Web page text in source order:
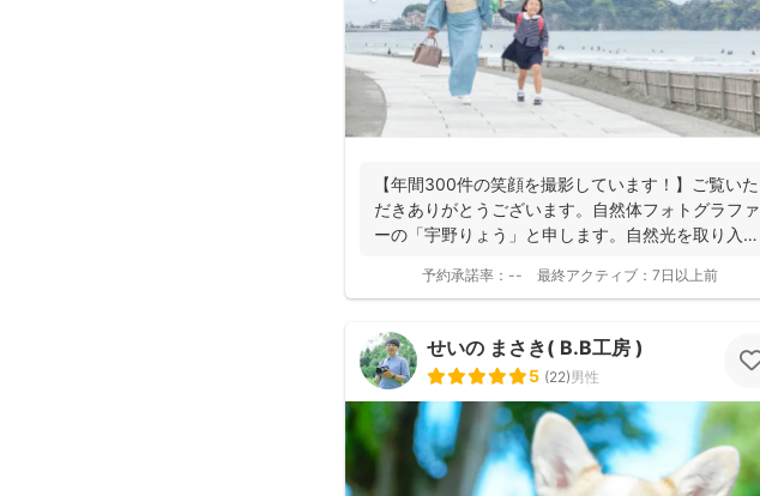
【年間300件の笑顔を撮影しています！】ご覧いた
だきありがとうございます。自然体フォトグラファ
ーの「宇野りょう」と申します。自然光を取り入れ
予約承諾率： -- 最終アクティブ： 7日以上前
せいの まさき( B.B工房 )
5 (22)男性